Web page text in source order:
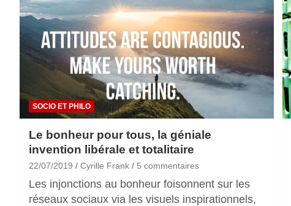
SOCIO ET PHILO
Le bonheur pour tous, la géniale
invention libérale et totalitaire
22/07/2019 Cyrille Frank 5 commentaires
Les injonctions au bonheur foisonnent sur les
réseaux sociaux via les visuels inspirationnels,